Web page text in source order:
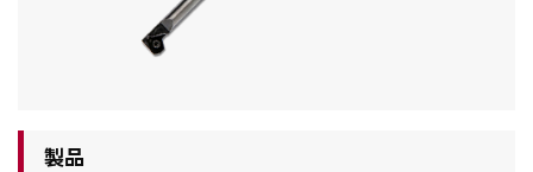
製品